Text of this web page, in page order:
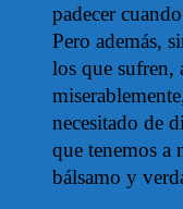
padecer
Pero además,
los que sufren,
necesitado de
que tenemos a
bálsamo y